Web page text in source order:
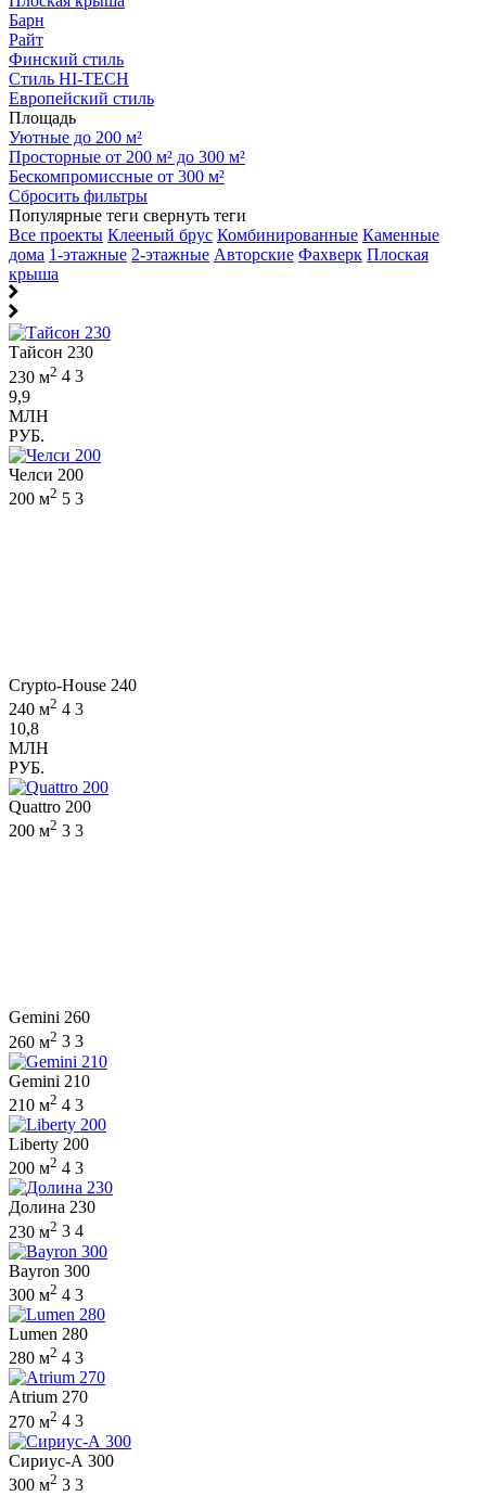
Барн
Райт
Финский стиль
Стиль HI-TECH
Европейский стиль
Площадь
Уютные до 200 м²
Просторные от 200 м² до 300 м²
Бескомпромиссные от 300 м²
Сбросить фильтры
Популярные теги свернуть теги
Все проекты Клееный брус Комбинированные Каменные
дома 1-этажные 2-этажные Авторские Фахверк Плоская
крыша
Тайсон 230
230 м2 4 3
9,9
МЛН
РУБ.
Челси 200
200 м2 5 3
Crypto-House 240
240 м2 4 3
10,8
МЛН
РУБ.
Quattro 200
200 м2 3 3
Gemini 260
260 м2 3 3
Gemini 210
210 м2 4 3
Liberty 200
200 м2 4 3
Долина 230
230 м2 3 4
Bayron 300
300 м2 4 3
Lumen 280
280 м2 4 3
Atrium 270
270 м2 4 3
Сириус-А 300
300 м2 3 3